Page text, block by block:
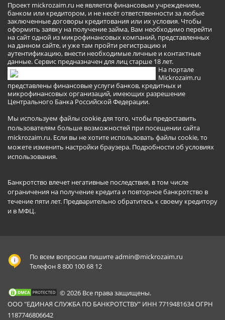
Проект mickrozaim.ru не является финансовым учреждением,
банком или кредитором, и не несёт ответственности за любые
заключенные договоры кредитования или их условия. Чтобы
оформить заявку на получение займа, Вам необходимо перейти
на сайт одной из микрофинансовых компаний, представленных
на данном сайте, и уже там пройти регистрацию и
аутентификацию, внести необходимые личные и контактные
данные. Сервис предназначен для лиц старше 18 лет.
На портале
Mickrozaim.ru
представлены финансовые услуги банков, кредитных и
микрофинансовых организаций, имеющих разрешение
Центрального Банка Российской Федерации.
Мы используем файлы cookie для того, чтобы предоставить
пользователям больше возможностей при посещении сайта
mickrozaim.ru. Если вы не хотите использовать файлы cookie, то
можете изменить настройки браузера. Подробности об условиях
использования.
Банкротство влечет негативные последствия, в том числе
ограничения на получение кредита и повторное банкротство в
течение пяти лет. Предварительно обратитесь к своему кредитору
и в МФЦ.
По всем вопросам пишитеadmin@mickrozaim.ru
Телефон 8 800 100 68 12
© 2026 Все права защищены.
ООО "ЕДИНАЯ СЛУЖБА ПО БАНКРОТСТВУ" ИНН 7719481634 ОГРН
1187746806642